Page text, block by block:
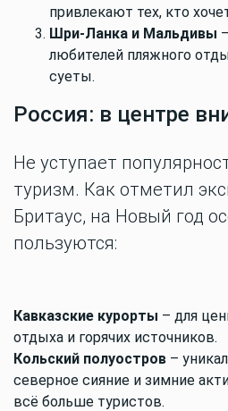
привлекают тех, кто
Шри-Ланка и Мальдивы
любителей пляжного
суеты.
Россия: в центре
Не уступает
туризм. Как отметил
Бритаус, на Новый год
пользуются:
Кавказские курорты – для
отдыха и горячих источников.
Кольский полуостров –
северное сияние и зимние
всё больше туристов.